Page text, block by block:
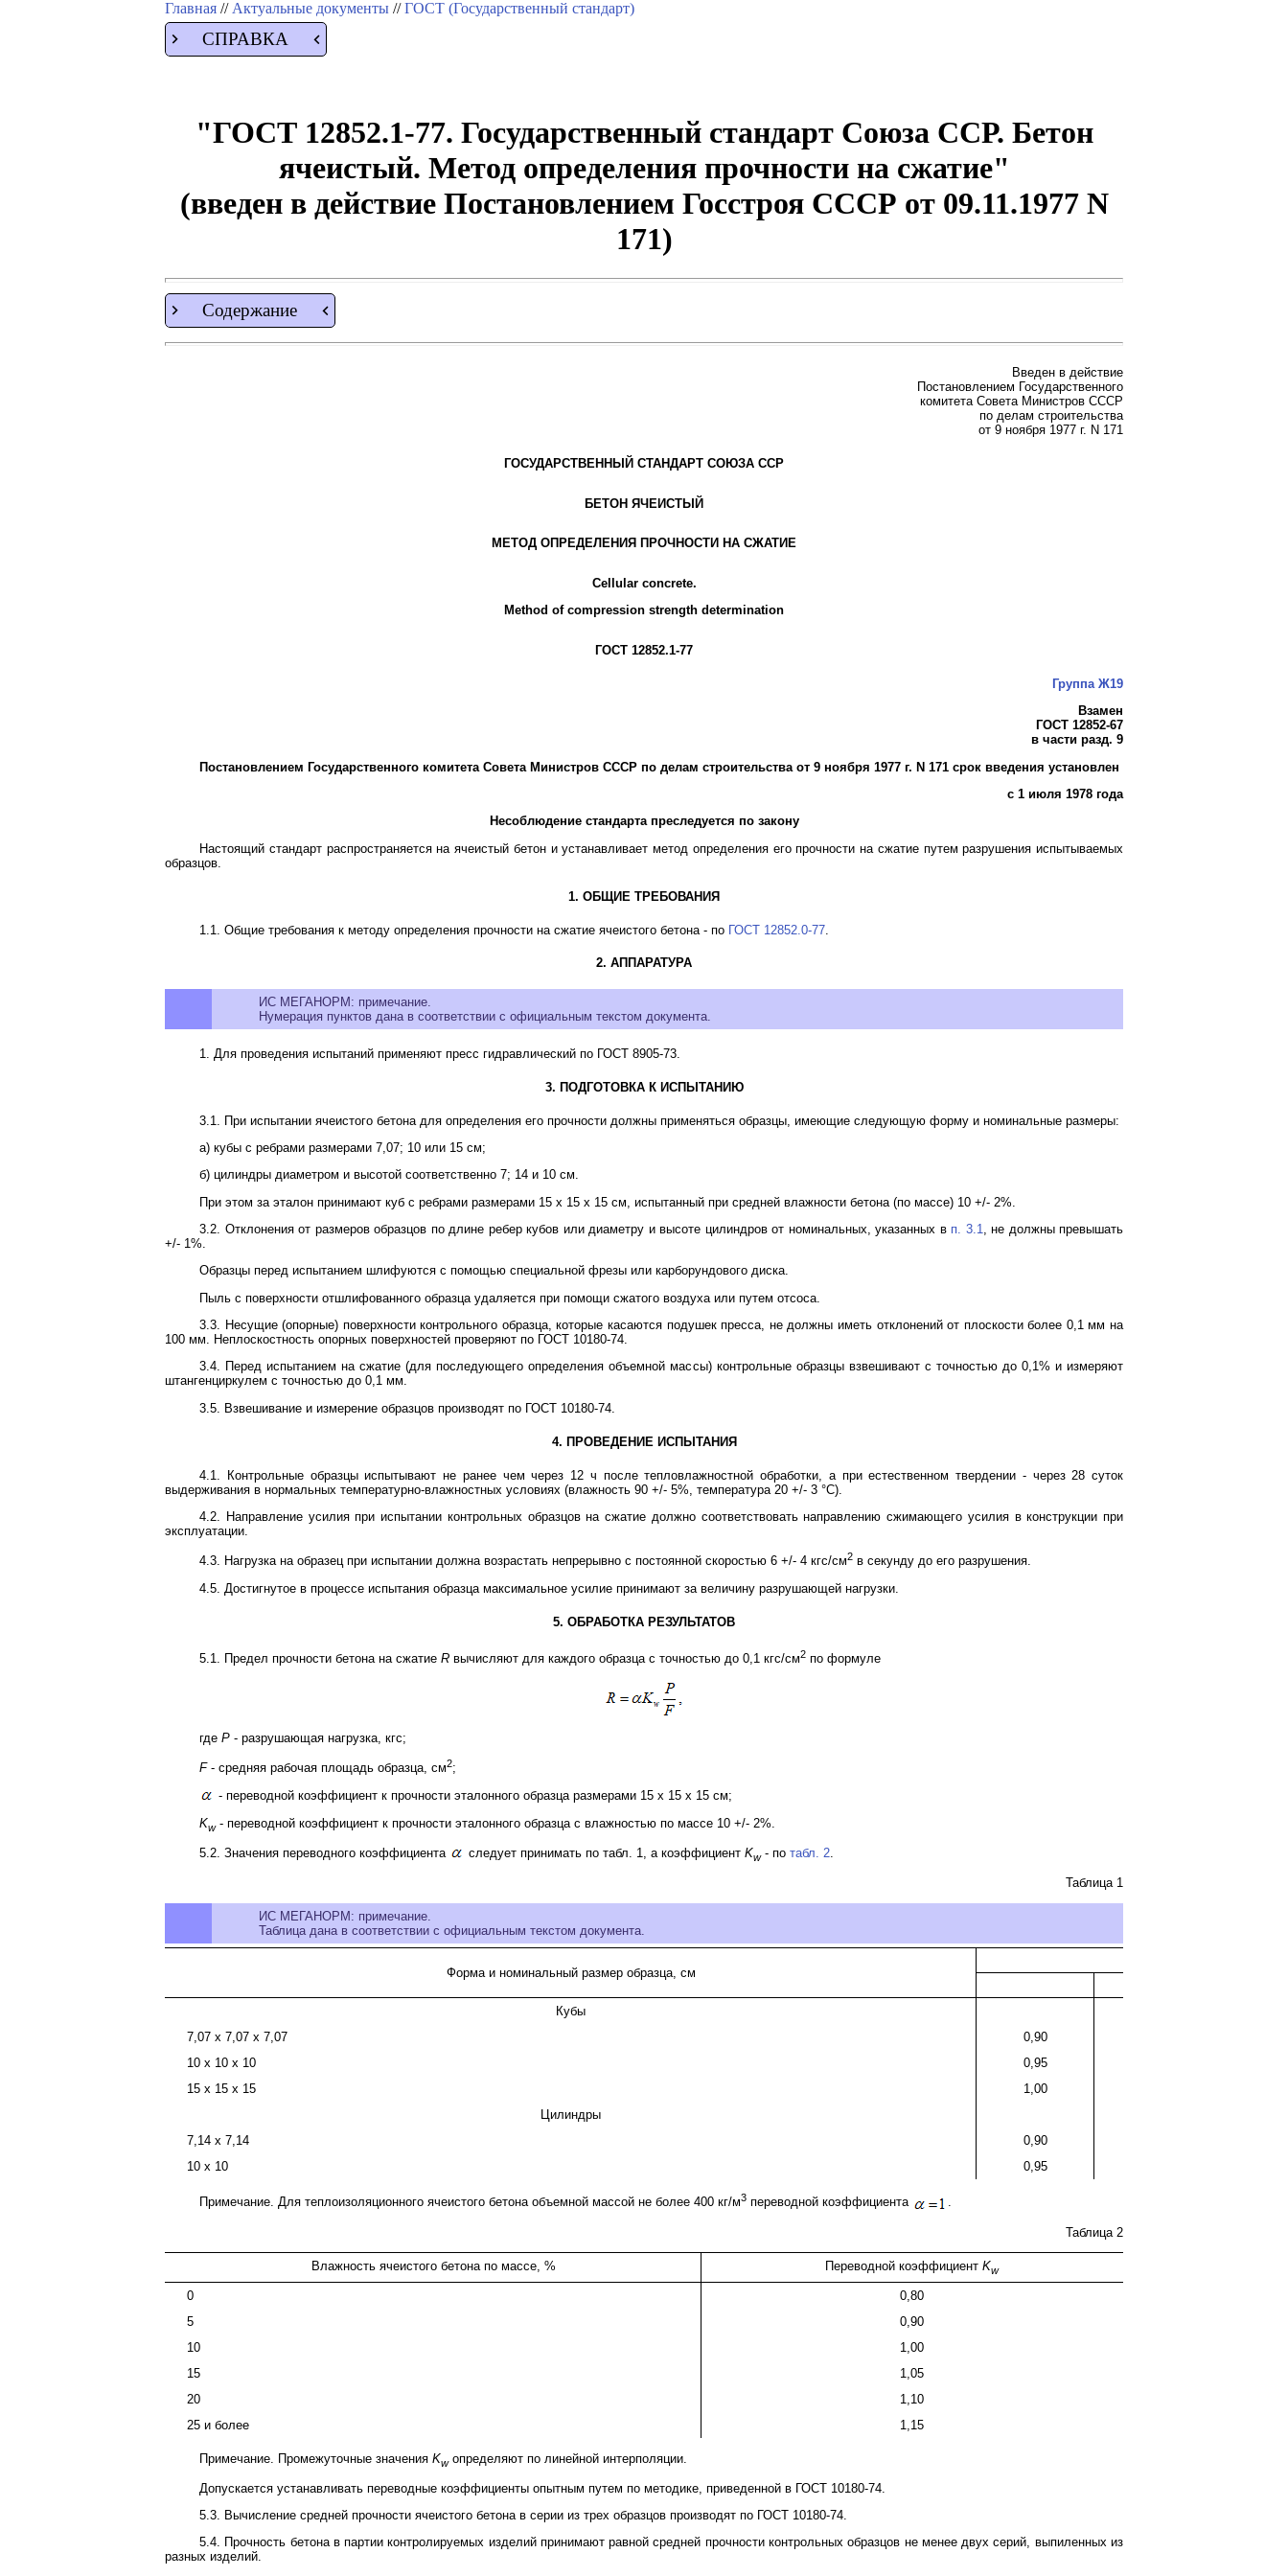
Главная // Актуальные документы //ГОСТ (Государственный стандарт)
СПРАВКА
"ГОСТ 12852.1-77. Государственный стандарт Союза ССР. Бетон
ячеистый. Метод определения прочности на сжатие"
(введен в действие Постановлением Госстроя СССР от 09.11.1977 N
171)
Содержание
Введен в действие
Постановлением Государственного
комитета Совета Министров СССР
по делам строительства
от 9 ноября 1977 г. N 171
ГОСУДАРСТВЕННЫЙ СТАНДАРТ СОЮЗА ССР
БЕТОН ЯЧЕИСТЫЙ
МЕТОД ОПРЕДЕЛЕНИЯ ПРОЧНОСТИ НА СЖАТИЕ
Cellular concrete.
Method of compression strength determination
ГОСТ 12852.1-77
Группа Ж19
Взамен
ГОСТ 12852-67
в части разд. 9
Постановлением Государственного комитета Совета Министров СССР по делам строительства от 9 ноября 1977 г. N 171 срок введения установлен
с 1 июля 1978 года
Несоблюдение стандарта преследуется по закону
Настоящий стандарт распространяется на ячеистый бетон и устанавливает метод определения его прочности на сжатие путем разрушения испытываемых
образцов.
1. ОБЩИЕ ТРЕБОВАНИЯ
1.1. Общие требования к методу определения прочности на сжатие ячеистого бетона - по ГОСТ 12852.0-77
2. АППАРАТУРА
ИС МЕГАНОРМ: примечание.
Нумерация пунктов дана в соответствии с официальным текстом документа.
1. Для проведения испытаний применяют пресс гидравлический по ГОСТ 8905-73.
3. ПОДГОТОВКА К ИСПЫТАНИЮ
3.1. При испытании ячеистого бетона для определения его прочности должны применяться образцы, имеющие следующую форму и номинальные размеры:
а) кубы с ребрами размерами 7,07; 10 или 15 см;
б) цилиндры диаметром и высотой соответственно 7; 14 и 10 см.
При этом за эталон принимают куб с ребрами размерами 15 x 15 x 15 см, испытанный при средней влажности бетона (по массе) 10 +/- 2%.
3.2. Отклонения от размеров образцов по длине ребер кубов или диаметру и высоте цилиндров от номинальных, указанных в п. 3.1, не должны превышать
+/- 1%.
Образцы перед испытанием шлифуются с помощью специальной фрезы или карборундового диска.
Пыль с поверхности отшлифованного образца удаляется при помощи сжатого воздуха или путем отсоса.
3.3. Несущие (опорные) поверхности контрольного образца, которые касаются подушек пресса, не должны иметь отклонений от плоскости более 0,1 мм на
100 мм. Неплоскостность опорных поверхностей проверяют по ГОСТ 10180-74.
3.4. Перед испытанием на сжатие (для последующего определения объемной массы) контрольные образцы взвешивают с точностью до 0,1% и измеряют
штангенциркулем с точностью до 0,1 мм.
3.5. Взвешивание и измерение образцов производят по ГОСТ 10180-74.
4. ПРОВЕДЕНИЕ ИСПЫТАНИЯ
4.1. Контрольные образцы испытывают не ранее чем через 12 ч после тепловлажностной обработки, а при естественном твердении - через 28 суток
выдерживания в нормальных температурно-влажностных условиях (влажность 90 +/- 5%, температура 20 +/- 3 °C).
4.2. Направление усилия при испытании контрольных образцов на сжатие должно соответствовать направлению сжимающего усилия в конструкции при
эксплуатации.
4.3. Нагрузка на образец при испытании должна возрастать непрерывно с постоянной скоростью 6 +/- 4 кгс/см2 в секунду до его разрушения.
4.5. Достигнутое в процессе испытания образца максимальное усилие принимают за величину разрушающей нагрузки.
5. ОБРАБОТКА РЕЗУЛЬТАТОВ
5.1. Предел прочности бетона на сжатие R вычисляют для каждого образца с точностью до 0,1 кгс/см2 по формуле
где P - разрушающая нагрузка, кгс;
F - средняя рабочая площадь образца, см2;
- переводной коэффициент к прочности эталонного образца размерами 15 x 15 x 15 см;
Kw- переводной коэффициент к прочности эталонного образца с влажностью по массе 10 +/- 2%.
5.2. Значения переводного коэффициента следует принимать по табл. 1, а коэффициент Kw- по табл. 2.
Таблица 1
ИС МЕГАНОРМ: примечание.
Таблица дана в соответствии с официальным текстом документа.
Форма и номинальный размер образца, см
Кубы
7,07 x 7,07 x 7,07
0,90
10 x 10 x 10
0,95
15 x 15 x 15
1,00
Цилиндры
7,14 x 7,14
0,90
10 x 10
0,95
Примечание. Для теплоизоляционного ячеистого бетона объемной массой не более 400 кг/м3 переводной коэффициента .
Таблица 2
Влажность ячеистого бетона по массе, % Переводной коэффициент Kw
0
0,80
5
0,90
10
1,00
15
1,05
20
1,10
25 и более
1,15
Примечание. Промежуточные значения Kwопределяют по линейной интерполяции.
Допускается устанавливать переводные коэффициенты опытным путем по методике, приведенной в ГОСТ 10180-74.
5.3. Вычисление средней прочности ячеистого бетона в серии из трех образцов производят по ГОСТ 10180-74.
5.4. Прочность бетона в партии контролируемых изделий принимают равной средней прочности контрольных образцов не менее двух серий, выпиленных из
разных изделий.